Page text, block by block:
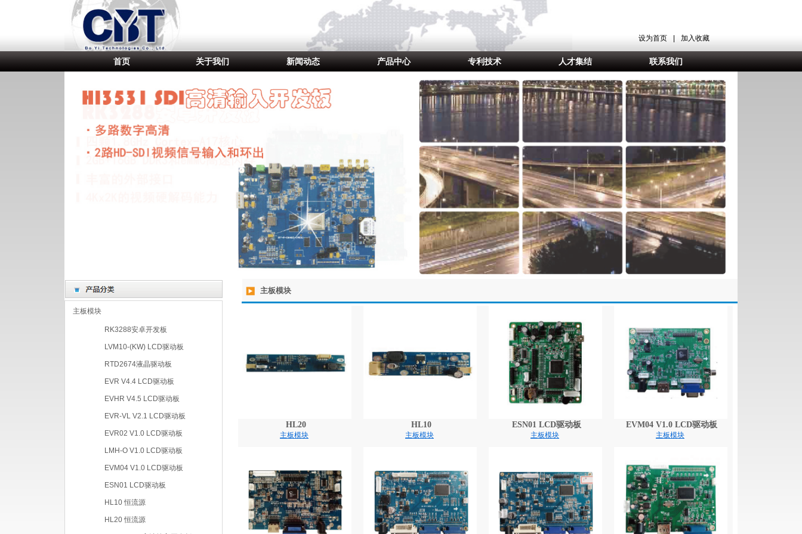
设为首页 加入收藏
首页 关于我们 新闻动态 产品中心 专利技术 人才集结 联系我们
主板模块
主板模块
RK3288安卓开发板
LVM10-(KW) LCD驱动板
RTD2674液晶驱动板
EVR V4.4 LCD驱动板
EVHR V4.5 LCD驱动板
EVR-VL V2.1 LCD驱动板
EVR02 V1.0 LCD驱动板
LMH-O V1.0 LCD驱动板
EVM04 V1.0 LCD驱动板
ESN01 LCD驱动板
HL10 恒流源
HL20 恒流源
HL20
主板模块
HL10
主板模块
ESN01 LCD驱动板
主板模块
EVM04 V1.0 LCD驱动板
主板模块